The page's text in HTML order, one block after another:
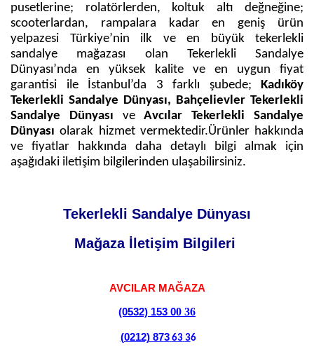
pusetlerine; rolatörlerden, koltuk altı değneğine;
scooterlardan, rampalara kadar en geniş ürün
yelpazesi Türkiye’nin ilk ve en büyük tekerlekli
sandalye mağazası olan Tekerlekli Sandalye
Dünyası’nda en yüksek kalite ve en uygun fiyat
garantisi ile İstanbul’da 3 farklı şubede; Kadıköy
Tekerlekli Sandalye Dünyası, Bahçelievler Tekerlekli
Sandalye Dünyası veAvcılar Tekerlekli Sandalye
Dünyası olarak hizmet vermektedir.Ürünler hakkında
ve fiyatlar hakkında daha detaylı bilgi almak için
aşağıdaki iletişim bilgilerinden ulaşabilirsiniz.
Tekerlekli Sandalye Dünyası
Mağaza İletişim Bilgileri
AVCILAR MAĞAZA
(0532) 153 00 36
(0212) 873 63 36